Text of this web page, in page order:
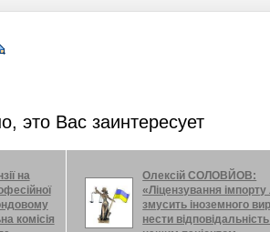
это Вас заинтересует
на
комісія
Олексій СОЛОВЙОВ:
«Ліцензування імпорту
змусить іноземного
нести